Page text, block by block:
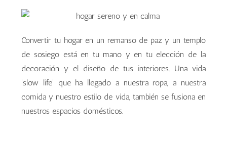
Convertir tu hogar en un remanso de paz y un templo
de sosiego está en tu mano y en tu elección de la
decoración y el diseño de tus interiores. Una vida
‘slow life’ que ha llegado a nuestra ropa, a nuestra
comida y nuestro estilo de vida, también se fusiona en
nuestros espacios domésticos.